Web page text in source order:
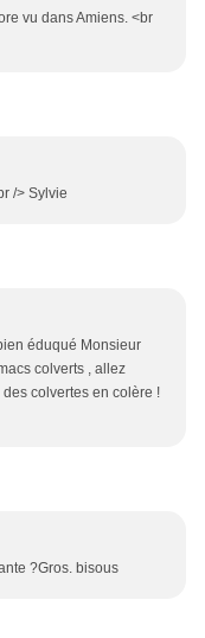
vu dans Amiens. <br
/> Sylvie
éduqué Monsieur
colverts , allez
colvertes en colère !
?Gros. bisous